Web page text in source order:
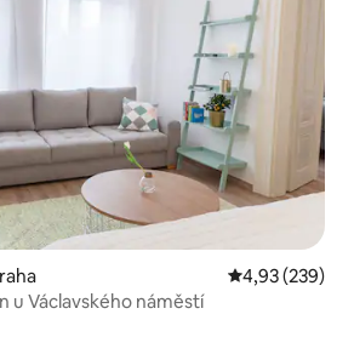
Průměrné
4,93 (239)
u Václavského náměstí